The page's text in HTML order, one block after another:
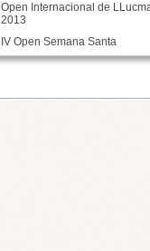
Open Internacional de
2013
IV Open Semana Santa